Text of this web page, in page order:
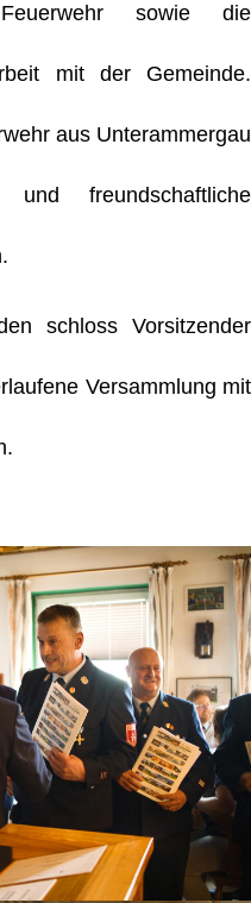
sowie die
mit der Gemeinde.
aus Unterammergau
freundschaftliche
schloss Vorsitzender
Versammlung mit